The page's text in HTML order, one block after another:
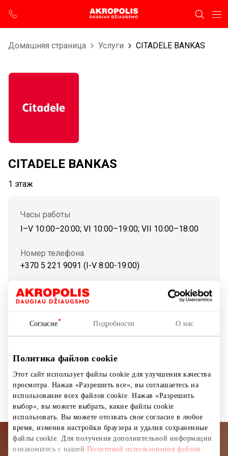
Согласие Подробности О нас
Политика файлов cookie
Этот сайт использует файлы cookie для улучшения качества
просмотра. Нажав «Разрешить все», вы соглашаетесь на
использование всех файлов cookie. Нажав «Разрешить
выбор», вы можете выбрать, какие файлы cookie
использовать. Вы можете отозвать свое согласие в любое
время, изменив настройки браузера и удалив сохраненные
файлы cookie. Для получения дополнительной информации
ознакомьтесь с нашей Политикой использования файлов
Домашняя страница Услуги CITADELE BANKAS
CITADELE BANKAS
1 этаж
Часы работы
I–V 10:00–20:00; VI 10:00–19:00; VII 10:00–18:00
Номер телефона
+370 5 221 9091 (I-V 8:00-19:00)
Сайт
https://www.citadele.lt
Банки, быстрые кредиты Услуги
Подписывайтесь на рассылку